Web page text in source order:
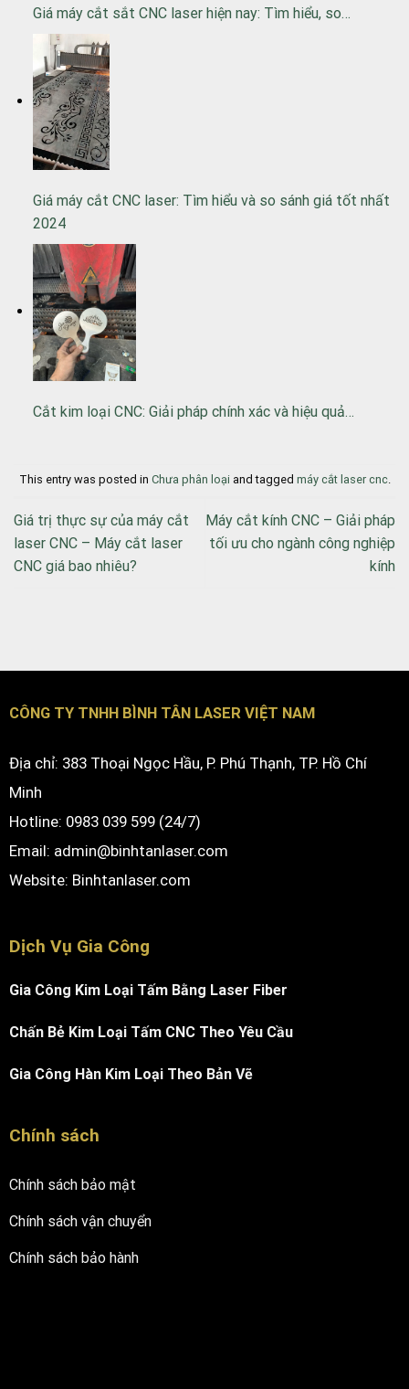
Giá máy cắt sắt CNC laser hiện nay: Tìm hiểu, so…
Giá máy cắt CNC laser: Tìm hiểu và so sánh giá tốt nhất
2024
Cắt kim loại CNC: Giải pháp chính xác và hiệu quả…
This entry was posted in Chưa phân loại and tagged máy cắt laser cnc.
Giá trị thực sự của máy cắt
laser CNC – Máy cắt laser
CNC giá bao nhiêu?
Máy cắt kính CNC – Giải pháp
tối ưu cho ngành công nghiệp
kính
CÔNG TY TNHH BÌNH TÂN LASER VIỆT NAM
Địa chỉ: 383 Thoại Ngọc Hầu, P. Phú Thạnh, TP. Hồ Chí
Minh
Hotline: 0983 039 599 (24/7)
Email: admin@binhtanlaser.com
Website: Binhtanlaser.com
Dịch Vụ Gia Công
Gia Công Kim Loại Tấm Bằng Laser Fiber
Chấn Bẻ Kim Loại Tấm CNC Theo Yêu Cầu
Gia Công Hàn Kim Loại Theo Bản Vẽ
Chính sách
Chính sách bảo mật
Chính sách vận chuyển
Chính sách bảo hành